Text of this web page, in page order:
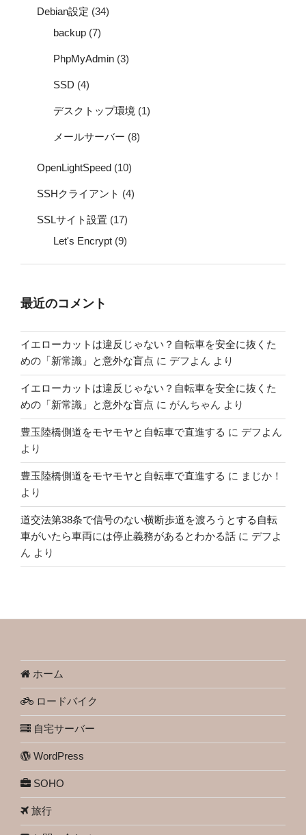
Debian設定 (34)
backup (7)
PhpMyAdmin (3)
SSD (4)
デスクトップ環境 (1)
メールサーバー (8)
OpenLightSpeed (10)
SSHクライアント (4)
SSLサイト設置 (17)
Let's Encrypt (9)
最近のコメント
イエローカットは違反じゃない？自転車を安全に抜くた
めの「新常識」と意外な盲点 に デフよん より
イエローカットは違反じゃない？自転車を安全に抜くた
めの「新常識」と意外な盲点 に がんちゃん より
豊玉陸橋側道をモヤモヤと自転車で直進する に デフよん
より
豊玉陸橋側道をモヤモヤと自転車で直進する に まじか！
より
道交法第38条で信号のない横断歩道を渡ろうとする自転
車がいたら車両には停止義務があるとわかる話 に デフよ
ん より
ホーム
ロードバイク
自宅サーバー
WordPress
SOHO
旅行